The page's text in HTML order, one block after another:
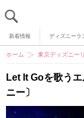
新着情報 ディズニーラ
ホーム 東京ディズニー
Let It Goを歌う
ニー〕